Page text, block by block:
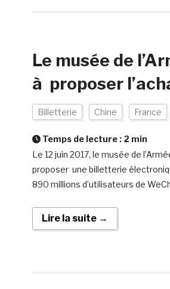
Le musée de
à proposer
Billetterie Chine France
Temps de lecture : 2 min
Le 12 juin 2017, le musée de
proposer une billetterie
890 millions d’utilisateurs de
Lire la suite →